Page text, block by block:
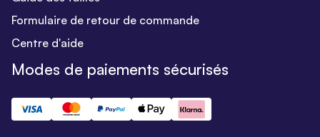
Formulaire de retour de commande
Centre d'aide
Modes de paiements sécurisés